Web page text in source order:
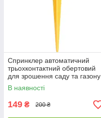
Спринклер автоматичний
трьохконтактний обертовий
для зрошення саду та газону
під шланг 1/2 дюйма LH-5213
В наявності
149 ₴ 200 ₴